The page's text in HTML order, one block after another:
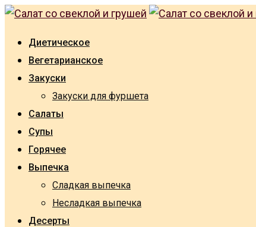
Skip
contentДиетическое
Вегетарианское
Закуски
Закуски для фуршета
Салаты
Супы
Горячее
Выпечка
Сладкая выпечка
Несладкая выпечка
Десерты